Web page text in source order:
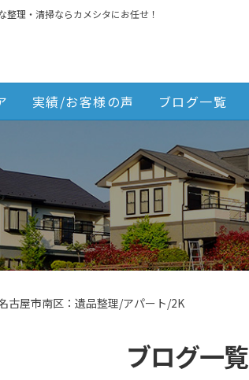
理・清掃ならカメシタにお任せ！
実績/お客様の声 ブログ一覧
古屋市南区：遺品整理/アパート/2K
ブログ一覧